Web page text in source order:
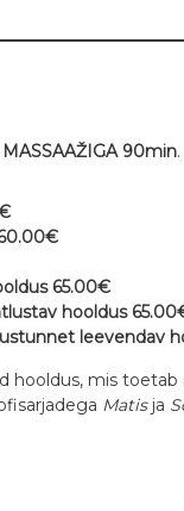
90min.
65.00€
hooldus
leevendav
hooldus, mis
Matis ja